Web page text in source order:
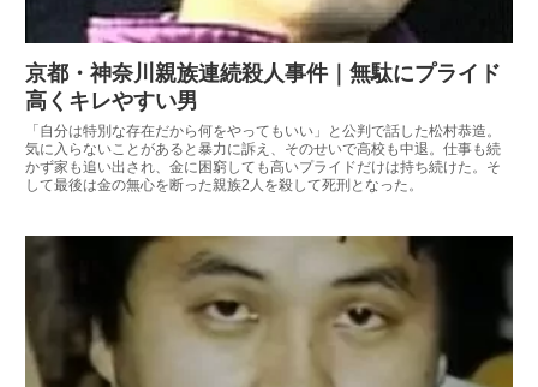
京都・神奈川親族連続殺人事件｜無駄にプライド
高くキレやすい男
「自分は特別な存在だから何をやってもいい」と公判で話した松村恭造。
気に入らないことがあると暴力に訴え、そのせいで高校も中退。仕事も続
かず家も追い出され、金に困窮しても高いプライドだけは持ち続けた。そ
して最後は金の無心を断った親族2人を殺して死刑となった。